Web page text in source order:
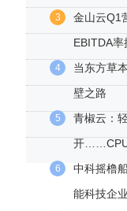
3
金山云Q1
EBITDA
4
当东方草
壁之路
5
青椒云：
开……CPU
6
中科摇橹
能科技企